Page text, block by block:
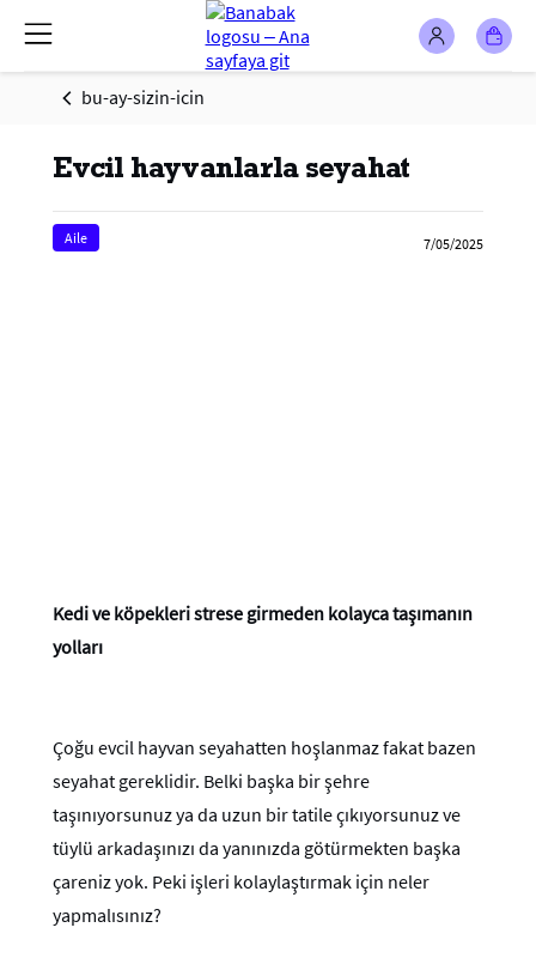
bu-ay-sizin-icin
Evcil hayvanlarla seyahat
Aile 7/05/2025
Kedi ve köpekleri strese girmeden kolayca taşımanın
yolları
Çoğu evcil hayvan seyahatten hoşlanmaz fakat bazen
seyahat gereklidir. Belki başka bir şehre
taşınıyorsunuz ya da uzun bir tatile çıkıyorsunuz ve
tüylü arkadaşınızı da yanınızda götürmekten başka
çareniz yok. Peki işleri kolaylaştırmak için neler
yapmalısınız?